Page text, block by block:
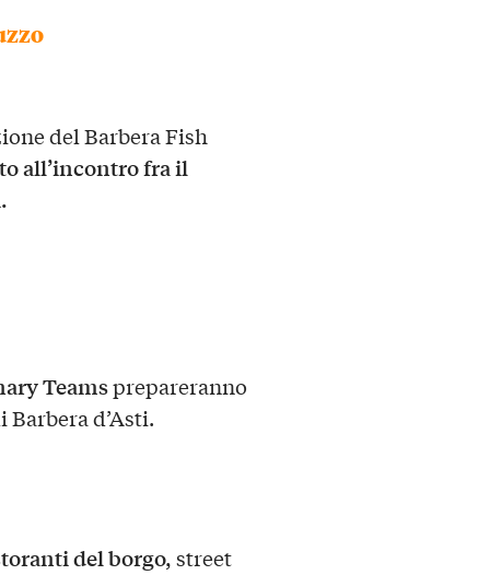
del Barbera Fish
all’incontro fra il
Teamsprepareranno
d’Asti.
del borgo,street